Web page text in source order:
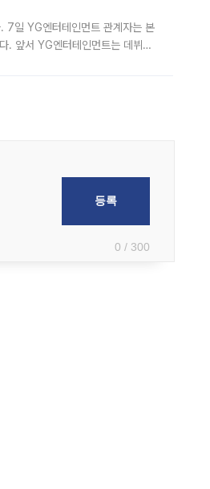
7일 YG엔터테인먼트 관계자는 본
. 앞서 YG엔터테인먼트는 데뷔
0 / 300